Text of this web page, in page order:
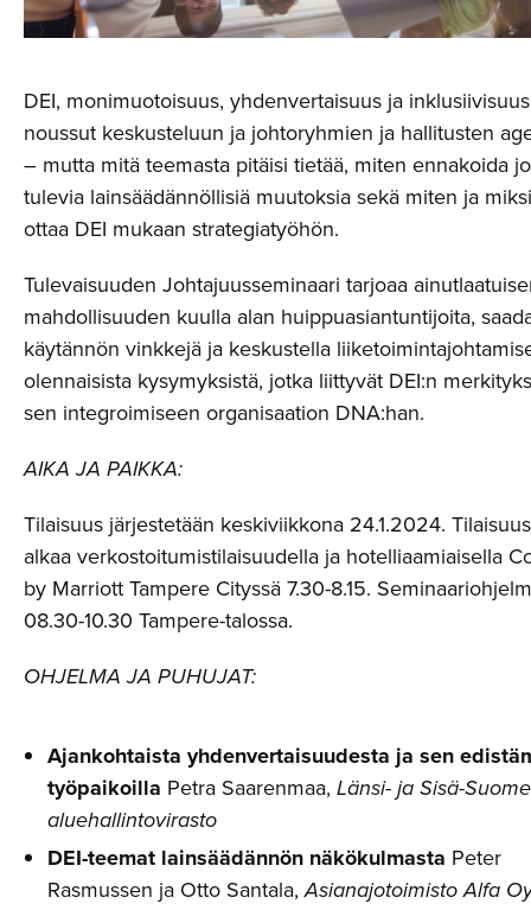
DEI, monimuotoisuus, yhdenvertaisuus ja
noussut keskusteluun ja johtoryhmien ja hallitusten
– mutta mitä teemasta pitäisi tietää, miten ennakoida
tulevia lainsäädännöllisiä muutoksia sekä miten ja miksi
ottaa DEI mukaan strategiatyöhön.
Tulevaisuuden Johtajuusseminaari tarjoaa
mahdollisuuden kuulla alan huippuasiantuntijoita,
käytännön vinkkejä ja keskustella
olennaisista kysymyksistä, jotka liittyvät DEI:n
sen integroimiseen organisaation DNA:han.
AIKA JA PAIKKA:
Tilaisuus järjestetään keskiviikkona 24.1.2024. Tilaisuus
alkaa verkostoitumistilaisuudella ja hotelliaamiaisella
by Marriott Tampere Cityssä 7.30-8.15.
08.30-10.30 Tampere-talossa.
OHJELMA JA PUHUJAT:
Ajankohtaista yhdenvertaisuudesta ja sen
työpaikoilla Petra Saarenmaa, Länsi- ja Sisä-
aluehallintovirasto
DEI-teemat lainsäädännön näkökulmasta Peter
Rasmussen ja Otto Santala,Asianajotoimisto Alfa